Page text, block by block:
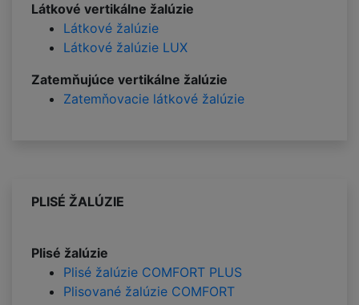
Látkové vertikálne žalúzie
Látkové žalúzie
Látkové žalúzie LUX
Zatemňujúce vertikálne žalúzie
Zatemňovacie látkové žalúzie
PLISÉ ŽALÚZIE
Plisé žalúzie
Plisé žalúzie COMFORT PLUS
Plisované žalúzie COMFORT